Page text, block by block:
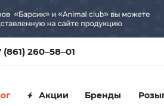
(861) 260‒58‒01
Акции Бренды